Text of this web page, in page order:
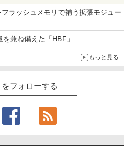
ラッシュメモリで補う拡張モジュー
兼ね備えた「HBF」
もっと見る
をフォローする